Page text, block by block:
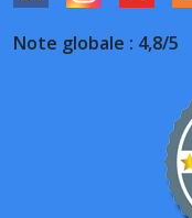
Note globale : 4,8/5